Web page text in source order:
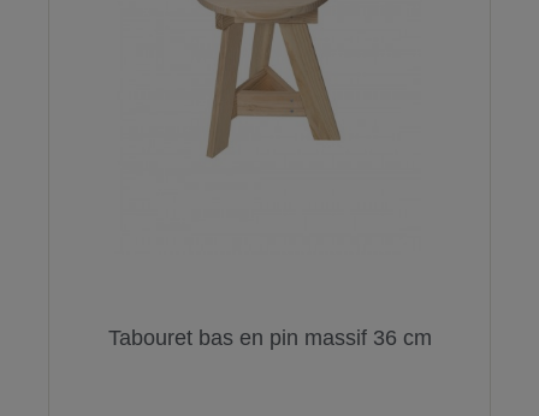
Tabouret bas en pin massif 36 cm